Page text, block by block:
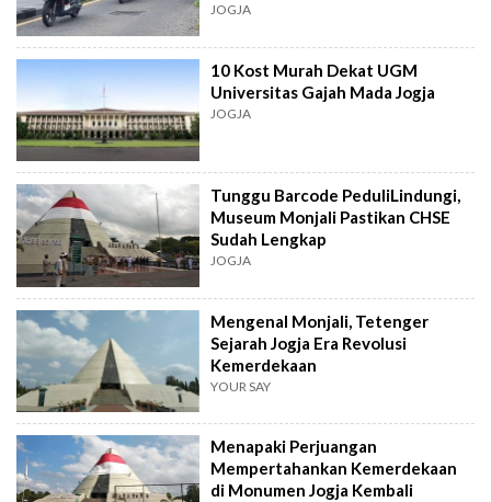
JOGJA
10 Kost Murah Dekat UGM
Universitas Gajah Mada Jogja
JOGJA
Tunggu Barcode PeduliLindungi,
Museum Monjali Pastikan CHSE
Sudah Lengkap
JOGJA
Mengenal Monjali, Tetenger
Sejarah Jogja Era Revolusi
Kemerdekaan
YOUR SAY
Menapaki Perjuangan
Mempertahankan Kemerdekaan
di Monumen Jogja Kembali